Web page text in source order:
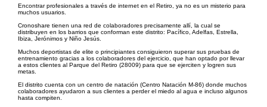
Encontrar profesionales a través de internet en el Retiro, ya no es un misterio para
muchos usuarios.
Cronoshare tienen una red de colaboradores precisamente allí, la cual se
distribuyen en los barrios que conforman este distrito: Pacífico, Adelfas, Estrella,
Ibiza, Jerónimos y Niño Jesús.
Muchos deportistas de elite o principiantes consiguieron superar sus pruebas de
entrenamiento gracias a los colaboradores del ejercicio, que han optado por llevar
a estos clientes al Parque del Retiro (28009) para que se ejerciten y logren sus
metas.
El distrito cuenta con un centro de natación (Centro Natación M-86) donde muchos
colaboradores ayudaron a sus clientes a perder el miedo al agua e incluso algunos
hasta compiten.